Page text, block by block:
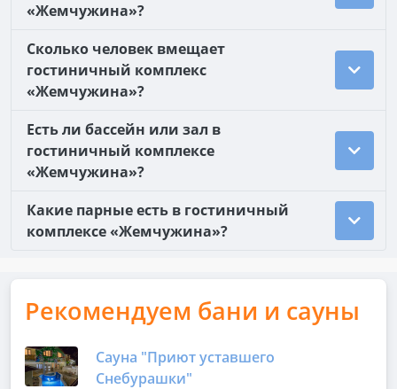
«Жемчужина»?
Сколько человек вмещает
гостиничный комплекс
«Жемчужина»?
Есть ли бассейн или зал в
гостиничный комплексе
«Жемчужина»?
Какие парные есть в гостиничный
комплексе «Жемчужина»?
Рекомендуем бани и сауны
Сауна "Приют уставшего
Снебурашки"